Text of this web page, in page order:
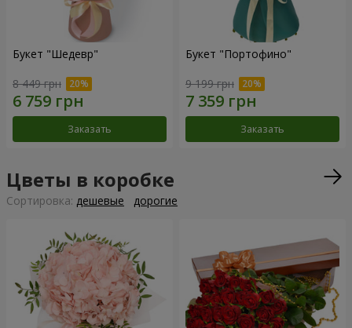
Букет "Шедевр"
8 449 грн
Заказать
Букет "Портофино"
9 199 грн
Заказать
Цветы в коробке
Cортировка: дешевые дорогие